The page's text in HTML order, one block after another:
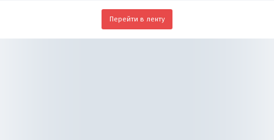
Перейти в ленту